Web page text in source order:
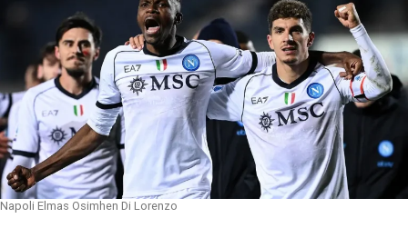
Napoli Elmas Osimhen Di Lorenzo